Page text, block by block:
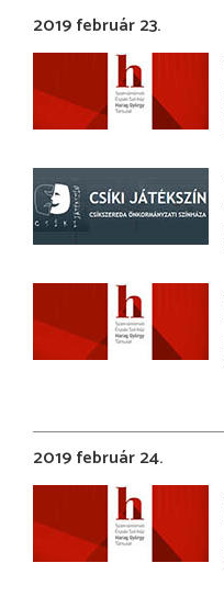
2019 február 23.
2019 február 24.